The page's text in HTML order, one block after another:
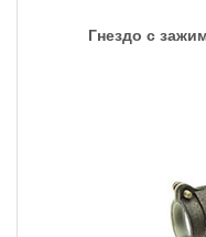
Гнездо с